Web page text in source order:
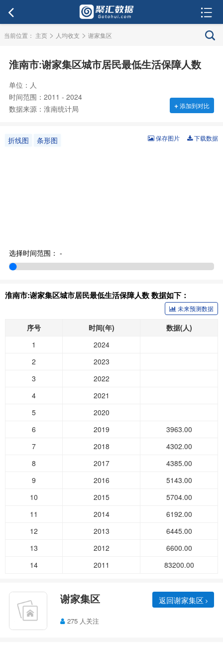
当前位置： 主页 > 人均收支 > 谢家集区
淮南市:谢家集区城市居民最低生活保障人数
单位：人
时间范围：2011 - 2024
数据来源：淮南统计局
+添加到对比
折线图 条形图 下载数据
保存图片
选择时间范围： -
淮南市:谢家集区城市居民最低生活保障人数 数据如下：
未来预测数据
序号 时间(年)
数据(人)
1
2024
2
2023
3
2022
4
2021
5
2020
6
2019
3963.00
7
2018
4302.00
8
2017
4385.00
9
2016
5143.00
10
2015
5704.00
11
2014
6192.00
12
2013
6445.00
13
2012
6600.00
14
2011 83200.00
谢家集区 返回谢家集区
275 人关注